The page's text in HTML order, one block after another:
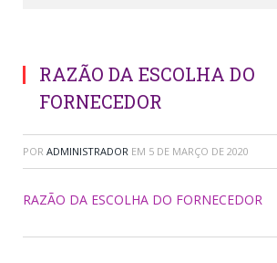
RAZÃO DA ESCOLHA DO
FORNECEDOR
POR ADMINISTRADOR EM 5 DE MARÇO DE 2020
RAZÃO DA ESCOLHA DO FORNECEDOR